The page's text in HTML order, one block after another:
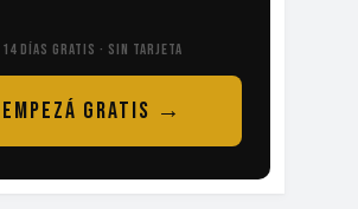
14 DÍAS GRATIS · SIN TARJETA
EMPEZÁ GRATIS →